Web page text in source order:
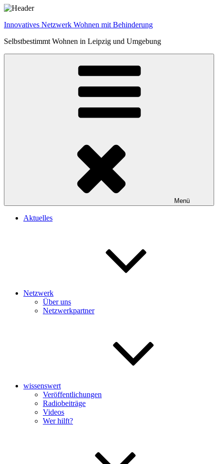
Zum
springen
Innovatives Netzwerk Wohnen mit Behinderung
Selbstbestimmt Wohnen in Leipzig und Umgebung
Menü
Aktuelles
Netzwerk
Über uns
Netzwerkpartner
wissenswert
Veröffentlichungen
Radiobeiträge
Videos
Wer hilft?